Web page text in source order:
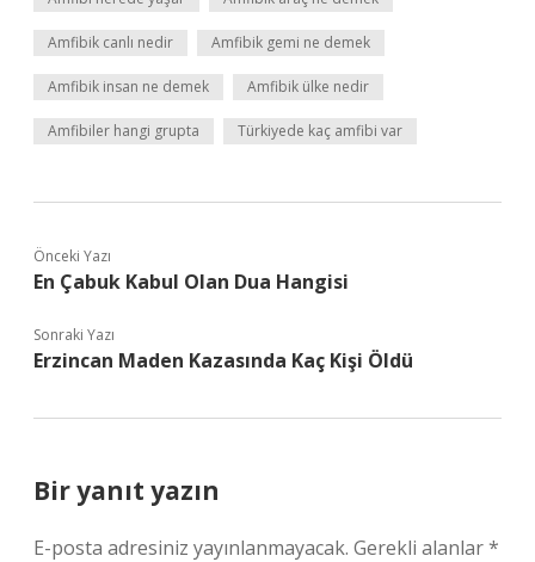
Amfibik canlı nedir Amfibik gemi ne demek
Amfibik insan ne demek Amfibik ülke nedir
Amfibiler hangi grupta Türkiyede kaç amfibi var
Önceki Yazı
En Çabuk Kabul Olan Dua Hangisi
Sonraki Yazı
Erzincan Maden Kazasında Kaç Kişi Öldü
Bir yanıt yazın
E-posta adresiniz yayınlanmayacak. Gerekli alanlar*